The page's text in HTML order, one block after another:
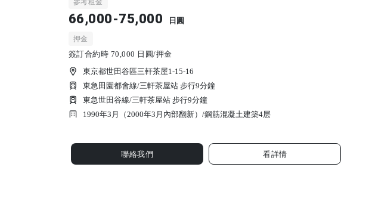
參考租金
66,000-75,000 日圓
押金
簽訂合約時 70,000 日圓/押金
東京都世田谷區三軒茶屋1-15-16
東急田園都會線/三軒茶屋站 步行9分鐘
東急世田谷線/三軒茶屋站 步行9分鐘
1990年3月（2000年3月內部翻新）/鋼筋混凝土建築4层
聯絡我們 看詳情